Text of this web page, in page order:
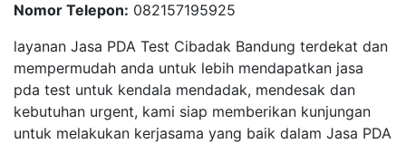
Nomor Telepon: 082157195925
layanan Jasa PDA Test Cibadak Bandung terdekat dan
mempermudah anda untuk lebih mendapatkan jasa
pda test untuk kendala mendadak, mendesak dan
kebutuhan urgent, kami siap memberikan kunjungan
untuk melakukan kerjasama yang baik dalam Jasa PDA